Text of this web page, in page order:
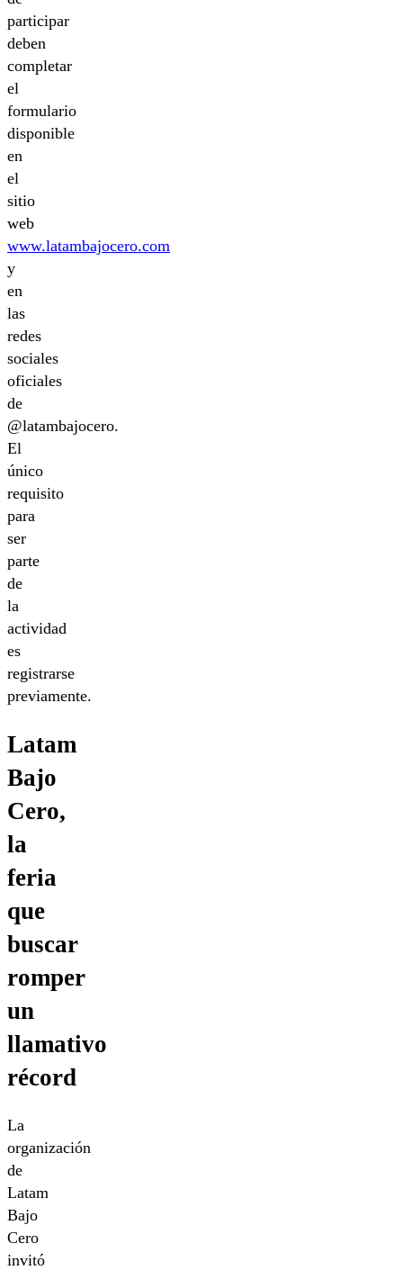
participar
deben
completar
el
formulario
disponible
en
el
sitio
web
www.latambajocero.com
y
en
las
redes
sociales
oficiales
de
@latambajocero.
El
único
requisito
para
ser
parte
de
la
actividad
es
registrarse
previamente.
Latam
Bajo
Cero,
la
feria
que
buscar
romper
un
llamativo
récord
La
organización
de
Latam
Bajo
Cero
invitó